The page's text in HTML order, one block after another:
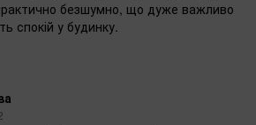
безшумно, що дуже важливо
спокій у будинку.